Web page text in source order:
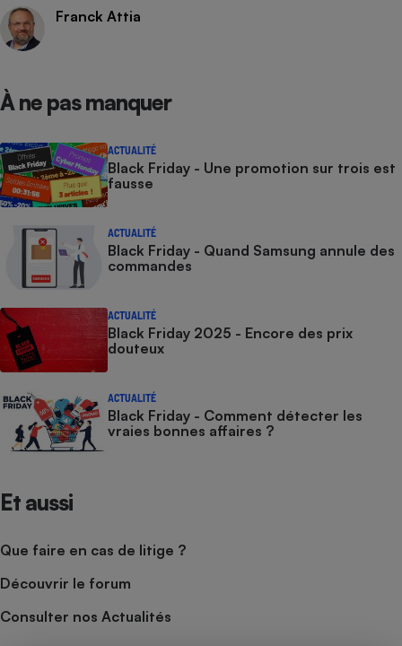
Franck Attia
À ne pas manquer
ACTUALITÉ
Black Friday - Une promotion sur trois est
fausse
ACTUALITÉ
Black Friday - Quand Samsung annule des
commandes
ACTUALITÉ
Black Friday 2025 - Encore des prix
douteux
ACTUALITÉ
Black Friday - Comment détecter les
vraies bonnes affaires ?
Et aussi
Que faire en cas de litige ?
Découvrir le forum
Consulter nos Actualités